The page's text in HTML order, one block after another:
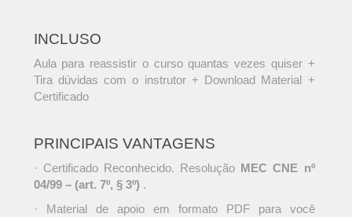
INCLUSO
Aula para reassistir o curso quantas vezes quiser +
Tira dúvidas com o instrutor + Download Material +
Certificado
PRINCIPAIS VANTAGENS
· Certificado Reconhecido. Resolução MEC CNE nº
04/99 – (art. 7º, § 3º) .
· Material de apoio em formato PDF para você